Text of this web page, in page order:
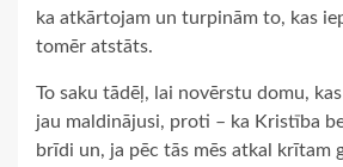
ka atkārtojam un turpinām to, kas
tomēr atstāts.
To saku tādēļ, lai novērstu domu,
jau maldinājusi, proti – ka Kristība
brīdi un, ja pēc tās mēs atkal krītam